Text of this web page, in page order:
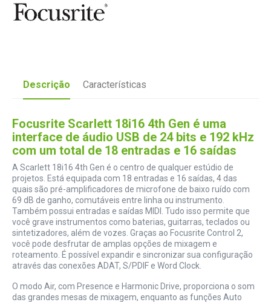
Descrição Características
Focusrite Scarlett 18i16 4th Gen é uma
interface de áudio USB de 24 bits e 192 kHz
com um total de 18 entradas e 16 saídas
A Scarlett 18i16 4th Gen é o centro de qualquer estúdio de
projetos. Está equipada com 18 entradas e 16 saídas, 4 das
quais são pré-amplificadores de microfone de baixo ruído com
69 dB de ganho, comutáveis entre linha ou instrumento.
Também possui entradas e saídas MIDI. Tudo isso permite que
você grave instrumentos como baterias, guitarras, teclados ou
sintetizadores, além de vozes. Graças ao Focusrite Control 2,
você pode desfrutar de amplas opções de mixagem e
roteamento. É possível expandir e sincronizar sua configuração
através das conexões ADAT, S/PDIF e Word Clock.
O modo Air, com Presence e Harmonic Drive, proporciona o som
das grandes mesas de mixagem, enquanto as funções Auto